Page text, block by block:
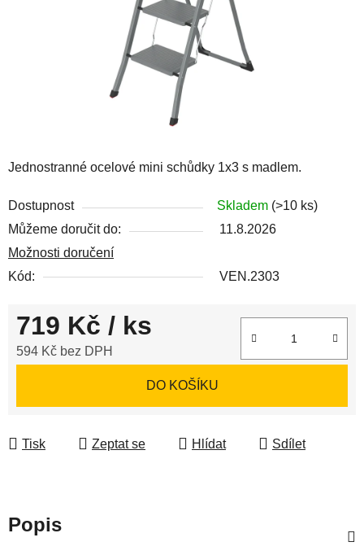
Jednostranné ocelové mini schůdky 1x3 s madlem.
Dostupnost Skladem (>10 ks)
Můžeme doručit do:
11.8.2026
Možnosti doručení
Kód:
VEN.2303
719 Kč / ks
594 Kč bez DPH
DO KOŠÍKU
Tisk Zeptat se Hlídat Sdílet
Popis